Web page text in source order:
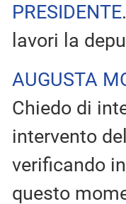
PRESIDENTE
lavori la
AUGUSTA
Chiedo di
intervento
verificando
questo